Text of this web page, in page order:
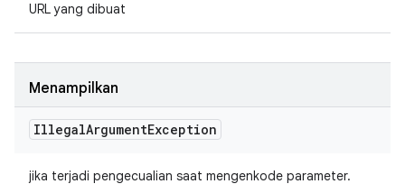
URL yang dibuat
Menampilkan
IllegalArgumentException
jika terjadi pengecualian saat mengenkode parameter.